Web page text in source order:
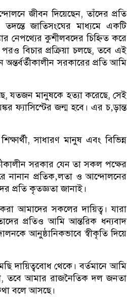
জীবন দিয়েছেন, তাঁদের প্রতি
জাতিসংঘের মাধ্যমে একটি
নেপথ্যের কুশীলবদের চিহ্নিত করে
বিচার প্রক্রিয়া চলছে, তবে এই
সরকারের প্রতি আমি
যতজন মানুষকে হত্যা করেছে, সেই
ফ্যাসিস্টের জন্ম হবে। এর চ‚ড়ান্ত
সাধারণ মানুষ এবং বিভিন্ন
সরকার যেন তা সকল পক্ষের
নানান প্রতিক‚লতা ও আন্দোলনের
প্রতি কৃতজ্ঞতা জানাই।
আমাদের সকলের দায়িত্ব। যারা
প্রতিও আমি আন্তরিক ধন্যবাদ
আনুষ্ঠানিকভাবে স্বীকৃতি দিয়ে
দায়িত্ববোধ থেকে। বর্তমানে আমি
তবে আমার রাজনৈতিক দল জনতা
বলে আসছে।